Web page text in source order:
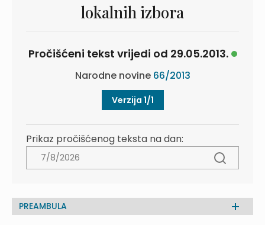
lokalnih izbora
Pročišćeni tekst vrijedi od 29.05.2013.
Narodne novine 66/2013
Verzija 1/1
Prikaz pročišćenog teksta na dan:
PREAMBULA